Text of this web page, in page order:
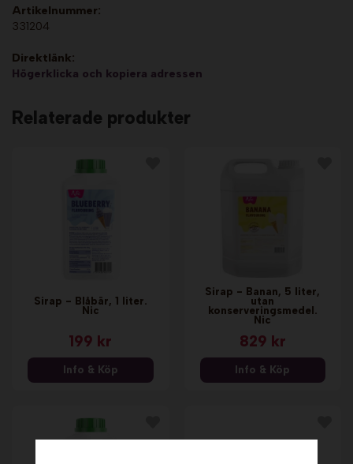
Artikelnummer:
331204
Direktlänk:
Högerklicka och kopiera adressen
Relaterade produkter
Sirap - Blåbär, 1 liter.
Nic
199 kr
Info & Köp
Sirap - Banan, 5 liter,
utan
konserveringsmedel.
Nic
829 kr
Info & Köp